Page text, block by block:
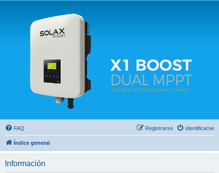
Solax FAQ
Lugar para intercambiar dudas sobre inversores solares Solax y temas relacionados.
FAQ Identificarse
Registrarse
Índice general
Información